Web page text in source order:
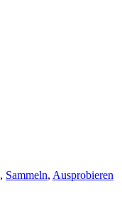
, Sammeln, Ausprobieren